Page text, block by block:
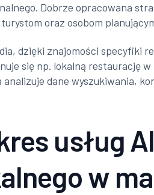
Dobrze opracowana
oraz osobom
dzięki znajomości specyfiki
się np. lokalną restaurację
analizuje dane wyszukiwania,
usług
w